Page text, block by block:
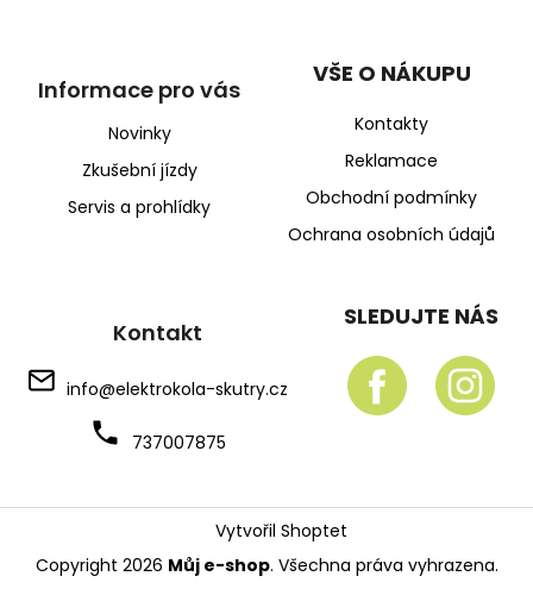
Informace pro vás
Novinky
Zkušební jízdy
Servis a prohlídky
VŠE O NÁKUPU
Kontakty
Reklamace
Obchodní podmínky
Ochrana osobních údajů
Kontakt
info@elektrokola-skutry.cz
737007875
SLEDUJTE NÁS
Vytvořil Shoptet
Copyright 2026 Můj e-shop. Všechna práva vyhrazena.